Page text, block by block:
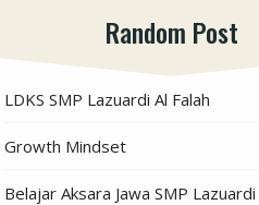
Random Post
LDKS SMP Lazuardi Al Falah
Growth Mindset
Belajar Aksara Jawa SMP